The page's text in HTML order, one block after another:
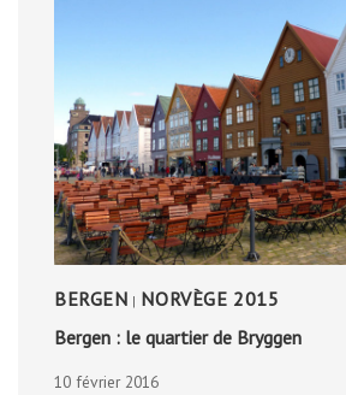
BERGEN | NORVÈGE 2015
Bergen : le quartier de Bryggen
10 février 2016